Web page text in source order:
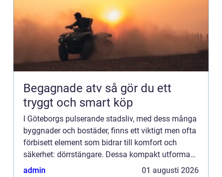
Begagnade atv så gör du ett
tryggt och smart köp
I Göteborgs pulserande stadsliv, med dess många
byggnader och bostäder, finns ett viktigt men ofta
förbisett element som bidrar till komfort och
säkerhet: dörrstängare. Dessa kompakt utformade
mekanismer är av...
admin 01 augusti 2026